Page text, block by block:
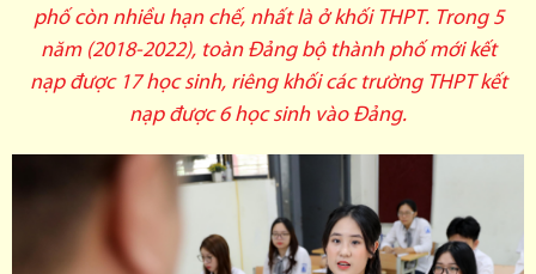
phố còn nhiều hạn chế, nhất là ở khối THPT. Trong 5
năm (2018-2022), toàn Đảng bộ thành phố mới kết
nạp được 17 học sinh, riêng khối các trường THPT kết
nạp được 6 học sinh vào Đảng.